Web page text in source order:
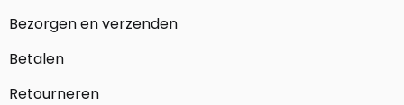
Bezorgen en verzenden
Betalen
Retourneren